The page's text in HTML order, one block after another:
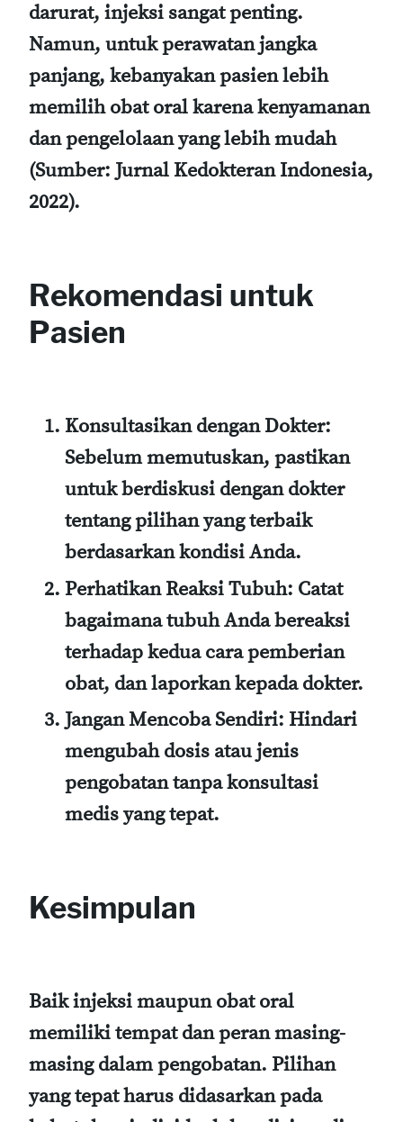
darurat, injeksi sangat penting.
Namun, untuk perawatan jangka
panjang, kebanyakan pasien lebih
memilih obat oral karena kenyamanan
dan pengelolaan yang lebih mudah
(Sumber: Jurnal Kedokteran Indonesia,
2022).
Rekomendasi untuk
Pasien
Konsultasikan dengan Dokter:
Sebelum memutuskan, pastikan
untuk berdiskusi dengan dokter
tentang pilihan yang terbaik
berdasarkan kondisi Anda.
Perhatikan Reaksi Tubuh: Catat
bagaimana tubuh Anda bereaksi
terhadap kedua cara pemberian
obat, dan laporkan kepada dokter.
Jangan Mencoba Sendiri: Hindari
mengubah dosis atau jenis
pengobatan tanpa konsultasi
medis yang tepat.
Kesimpulan
Baik injeksi maupun obat oral
memiliki tempat dan peran masing-
masing dalam pengobatan. Pilihan
yang tepat harus didasarkan pada